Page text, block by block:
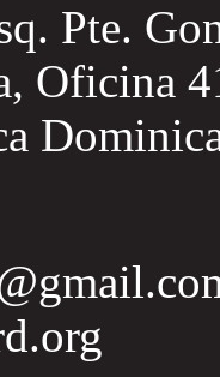
Pte.
Oficina